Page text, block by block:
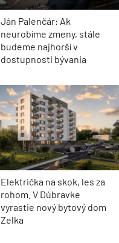
Ján Palenčár: Ak
neurobíme zmeny, stále
budeme najhorší v
dostupnosti bývania
Električka na skok, les za
rohom. V Dúbravke
vyrastie nový bytový dom
Zelka